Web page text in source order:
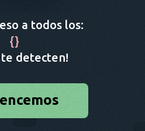
a todos los:
{}
te detecten!